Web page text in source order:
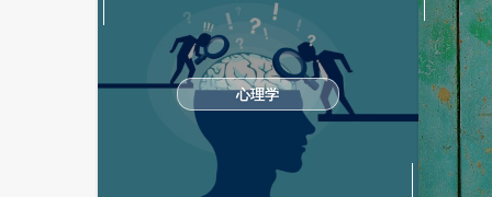
心理学